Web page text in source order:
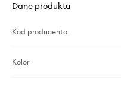
Dane produktu
Kod producenta
Kolor